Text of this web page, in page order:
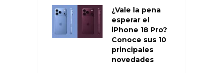
¿Vale la pena
esperar el
iPhone 18 Pro?
Conoce sus 10
principales
novedades